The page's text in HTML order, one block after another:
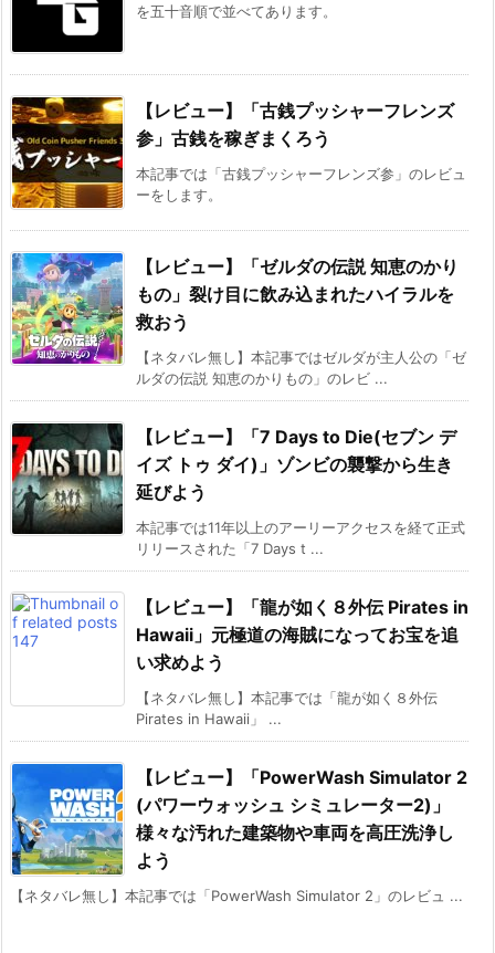
を五十音順で並べてあります。
【レビュー】「古銭プッシャーフレンズ
参」古銭を稼ぎまくろう
本記事では「古銭プッシャーフレンズ参」のレビュ
ーをします。
【レビュー】「ゼルダの伝説 知恵のかり
もの」裂け目に飲み込まれたハイラルを
救おう
【ネタバレ無し】本記事ではゼルダが主人公の「ゼ
ルダの伝説 知恵のかりもの」のレビ ...
【レビュー】「7 Days to Die(セブン デ
イズ トゥ ダイ)」ゾンビの襲撃から生き
延びよう
本記事では11年以上のアーリーアクセスを経て正式
リリースされた「7 Days t ...
【レビュー】「龍が如く８外伝 Pirates in
Hawaii」元極道の海賊になってお宝を追
い求めよう
【ネタバレ無し】本記事では「龍が如く８外伝
Pirates in Hawaii」 ...
【レビュー】「PowerWash Simulator 2
(パワーウォッシュ シミュレーター2)」
様々な汚れた建築物や車両を高圧洗浄し
よう
【ネタバレ無し】本記事では「PowerWash Simulator 2」のレビュ ...